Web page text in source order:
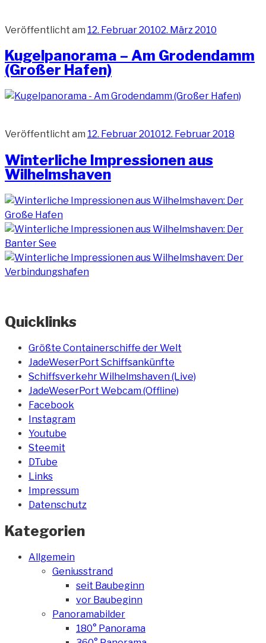
Veröffentlicht am 12. Februar 20102. März 2010
Kugelpanorama – Am Grodendamm
(Großer Hafen)
Veröffentlicht am 12. Februar 201012. Februar 2018
Winterliche Impressionen aus
Wilhelmshaven
Quicklinks
Größte Containerschiffe der Welt
JadeWeserPort Schiffsankünfte
Schiffsverkehr Wilhelmshaven (Live)
JadeWeserPort Webcam (Offline)
Facebook
Instagram
Youtube
Steemit
DTube
Links
Impressum
Datenschutz
Kategorien
Allgemein
Geniusstrand
seit Baubeginn
vor Baubeginn
Panoramabilder
180° Panorama